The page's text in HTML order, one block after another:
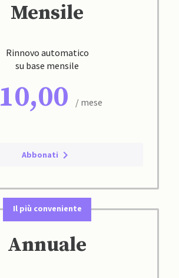
Mensile
Rinnovo automatico
su base mensile
10,00 / mese
Abbonati
Il più conveniente
Annuale